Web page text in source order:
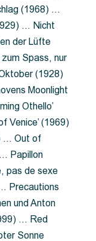
(1968) …
… Nicht
der Lüfte
Spass, nur
(1928)
Moonlight
Othello’
Venice’ (1969)
… Out of
Papillon
pas de sexe
Precautions
und Anton
… Red
Sonne